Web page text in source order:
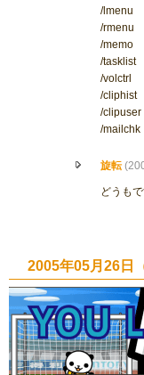
/lmenu
/rmenu
/memo
/tasklist
/volctrl
/cliphist
/
/
旋転
どうもで
2005年05月26日